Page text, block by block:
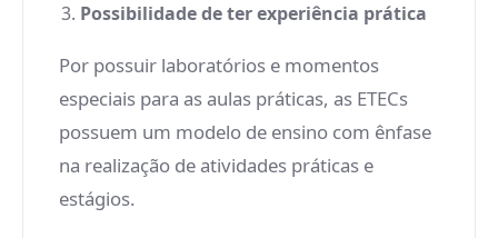
Possibilidade de ter experiência prática
Por possuir laboratórios e momentos
especiais para as aulas práticas, as ETECs
possuem um modelo de ensino com ênfase
na realização de atividades práticas e
estágios.